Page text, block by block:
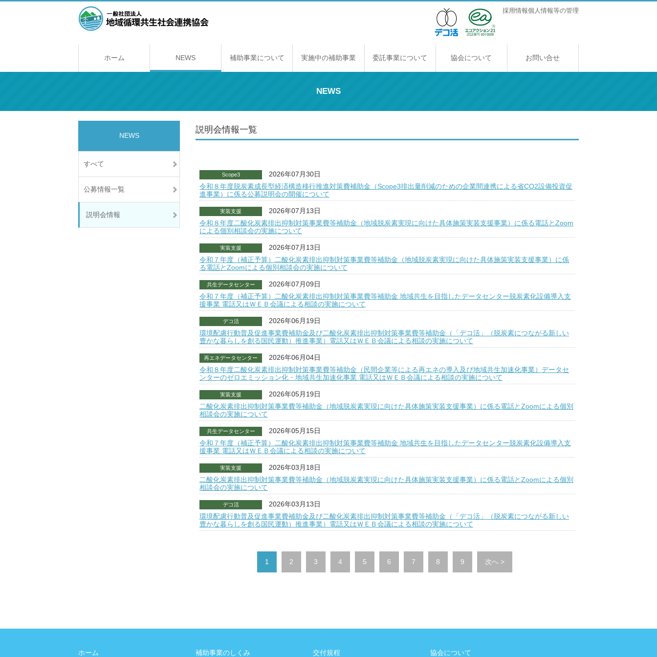
採用情報個人情報等の管理
ホーム NEWS 補助事業について 実施中の補助事業 委託事業について 協会について お問い合せ
NEWS
説明会情報一覧
Scope3
2026年07月30日
令和８年度脱炭素成長型経済構造移行推進対策費補助金（Scope3排出量削減のための企業間連携による省CO2設備投資促
進事業）に係る公募説明会の開催について
実装支援
2026年07月13日
令和８年度二酸化炭素排出抑制対策事業費等補助金（地域脱炭素実現に向けた具体施策実装支援事業）に係る電話とZoom
による個別相談会の実施について
実装支援
2026年07月13日
令和７年度（補正予算）二酸化炭素排出抑制対策事業費等補助金（地域脱炭素実現に向けた具体施策実装支援事業）に係
る電話とZoomによる個別相談会の実施について
共生データセンター
2026年07月09日
令和７年度（補正予算）二酸化炭素排出抑制対策事業費等補助金 地域共生を目指したデータセンター脱炭素化設備導入支
援事業 電話又はＷＥＢ会議による相談の実施について
デコ活
2026年06月19日
環境配慮行動普及促進事業費補助金及び二酸化炭素排出抑制対策事業費等補助金（「デコ活」（脱炭素につながる新しい
豊かな暮らしを創る国民運動）推進事業）電話又はＷＥＢ会議による相談の実施について
再エネデータセンター
2026年06月04日
令和８年度二酸化炭素排出抑制対策事業費等補助金（民間企業等による再エネの導入及び地域共生加速化事業）データセ
ンターのゼロエミッション化・地域共生加速化事業 電話又はＷＥＢ会議による相談の実施について
実装支援
2026年05月19日
二酸化炭素排出抑制対策事業費等補助金（地域脱炭素実現に向けた具体施策実装支援事業）に係る電話とZoomによる個別
相談会の実施について
共生データセンター
2026年05月15日
令和７年度（補正予算）二酸化炭素排出抑制対策事業費等補助金 地域共生を目指したデータセンター脱炭素化設備導入支
援事業 電話又はＷＥＢ会議による相談の実施について
実装支援
2026年03月18日
二酸化炭素排出抑制対策事業費等補助金（地域脱炭素実現に向けた具体施策実装支援事業）に係る電話とZoomによる個別
相談会の実施について
デコ活
2026年03月13日
環境配慮行動普及促進事業費補助金及び二酸化炭素排出抑制対策事業費等補助金（「デコ活」（脱炭素につながる新しい
豊かな暮らしを創る国民運動）推進事業）電話又はＷＥＢ会議による相談の実施について
1 2 3 4 5 6 7 8 9 次へ >
NEWS
すべて
公募情報一覧
説明会情報
ホーム 補助事業のしくみ 交付規程 協会について